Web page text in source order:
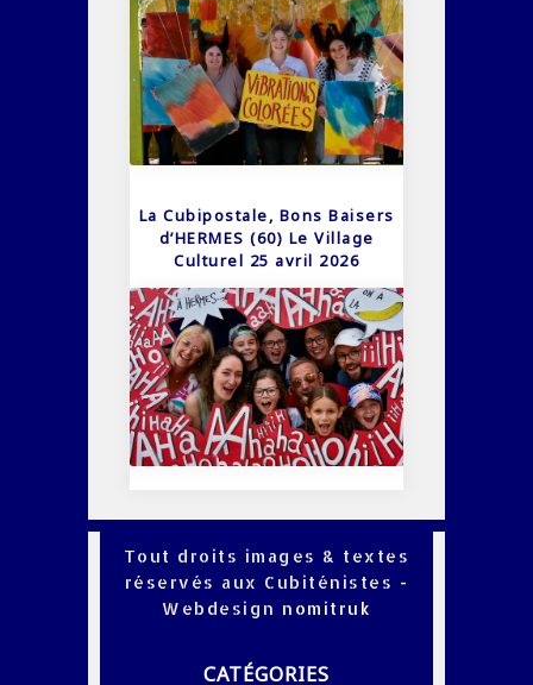
La Cubipostale, Bons Baisers
d’HERMES (60) Le Village
Culturel 25 avril 2026
Tout droits images & textes
réservés aux Cubiténistes -
Webdesign nomitruk
CATÉGORIES